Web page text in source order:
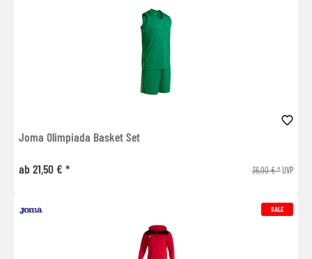
Joma Olimpiada Basket Set
ab 21,50 € * 36,00 € *UVP
SALE